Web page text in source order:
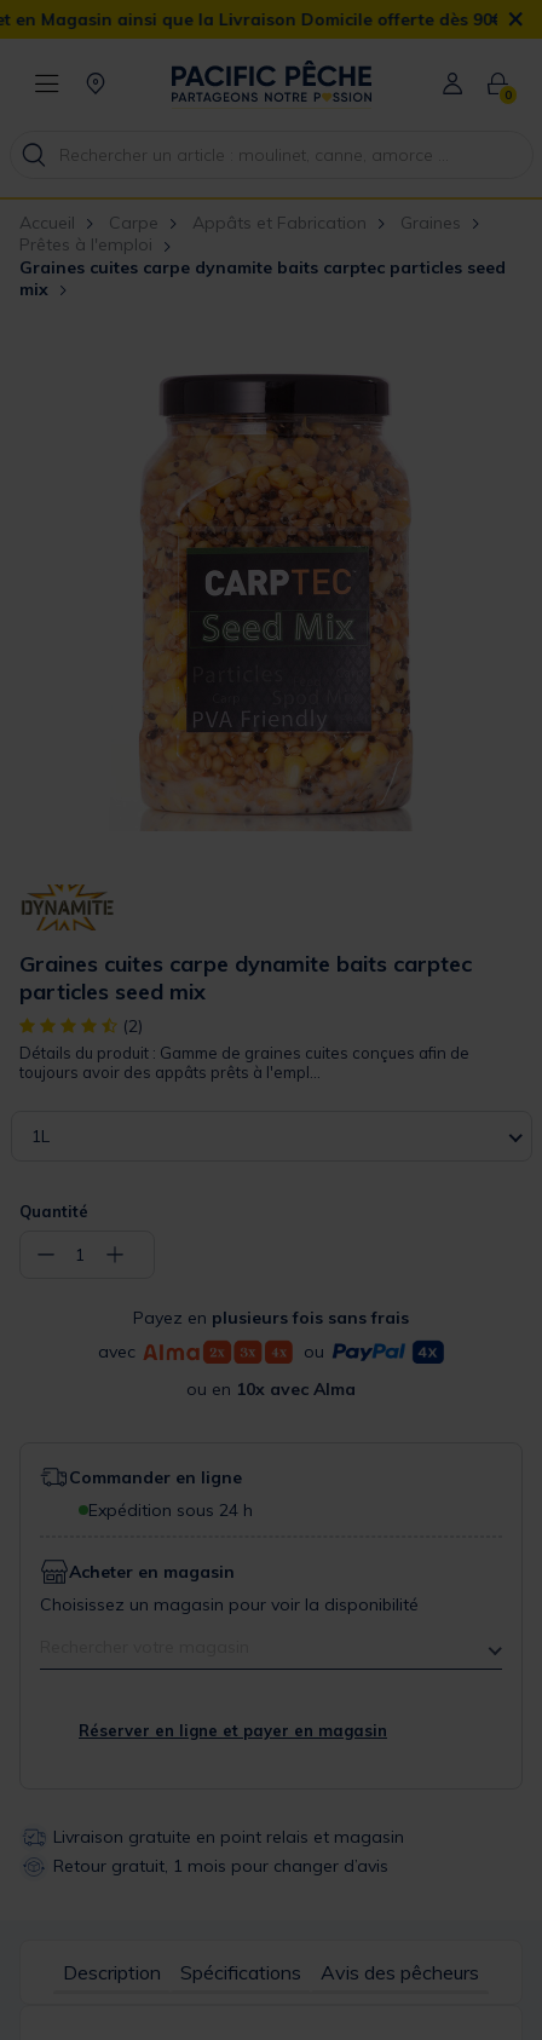
ainsi que la Livraison Domicile offerte dès 90€ ×
0
Accueil Carpe Appâts et Fabrication
Graines
Prêtes à l'emploi
Graines cuites carpe dynamite baits carptec particles seed
mix
Graines cuites carpe dynamite baits carptec
particles seed mix
[object Object] out of 5 Customer Rating
(2)
Détails du produit : Gamme de graines cuites conçues afin de
toujours avoir des appâts prêts à l'empl...
1L
Quantité
− 1 +
Payez en plusieurs fois sans frais
avec
ou
ou en 10x avec Alma
Commander en ligne
Expédition sous 24 h
Acheter en magasin
Choisissez un magasin pour voir la disponibilité
Réserver en ligne et payer en magasin
Livraison gratuite en point relais et magasin
Retour gratuit, 1 mois pour changer d’avis
Description Spécifications Avis des pêcheurs